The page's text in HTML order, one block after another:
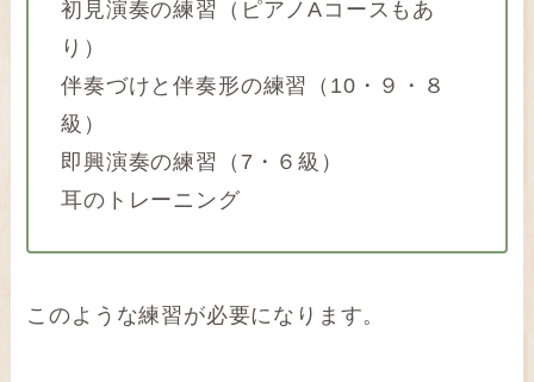
初見演奏の練習（ピアノAコースもあ
り）
伴奏づけと伴奏形の練習（10・９・８
級）
即興演奏の練習（7・６級）
耳のトレーニング
このような練習が必要になります。